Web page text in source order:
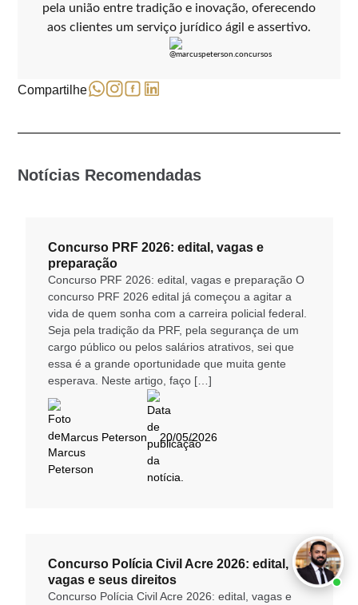
pela união entre tradição e inovação, oferecendo
aos clientes um serviço jurídico ágil e assertivo.
Compartilhe
Notícias Recomendadas
Concurso PRF 2026: edital, vagas e
preparação
Concurso PRF 2026: edital, vagas e preparação O
concurso PRF 2026 edital já começou a agitar a
vida de quem sonha com a carreira policial federal.
Seja pela tradição da PRF, pela segurança de um
cargo público ou pelos salários atrativos, sei que
essa é a grande oportunidade que muita gente
esperava. Neste artigo, faço […]
Marcus Peterson 20/05/2026
Concurso Polícia Civil Acre 2026: edital,
vagas e seus direitos
Concurso Polícia Civil Acre 2026: edital, vagas e